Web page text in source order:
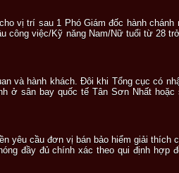
vị trí sau 1 Phó Giám đốc hành chánh
công việc/Kỹ năng Nam/Nữ tuổi từ 28
và hành khách. Đôi khi Tổng cục có
ở sân bay quốc tế Tân Sơn Nhất hoặc
yêu cầu đơn vị bán bảo hiểm giải thích
đầy đủ chính xác theo qui định hợp